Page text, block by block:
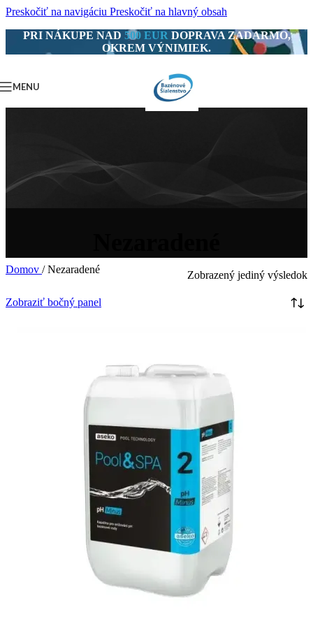
Preskočiť na navigáciu Preskočiť na hlavný obsah
PRI NÁKUPE NAD 500 EUR DOPRAVA ZADARMO,
OKREM VÝNIMIEK.
MENU
Domov / Nezaradené Zobrazený jediný výsledok
Zobraziť bočný panel